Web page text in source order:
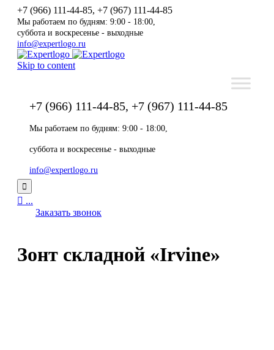
+7 (966) 111-44-85, +7 (967) 111-44-85
Мы работаем по будням: 9:00 - 18:00,
суббота и воскресенье - выходные
info@expertlogo.ru
Skip to content
+7 (966) 111-44-85, +7 (967) 111-44-85
Мы работаем по будням: 9:00 - 18:00,
суббота и воскресенье - выходные
info@expertlogo.ru

 ...
Заказать звонок
Зонт складной «Irvine»